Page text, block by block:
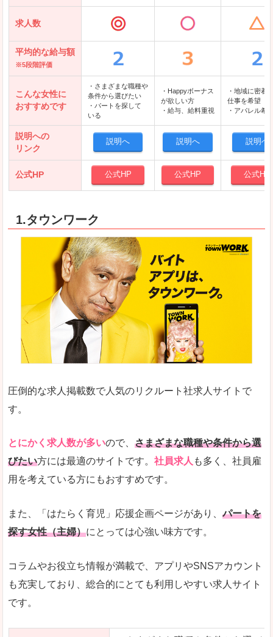
クリーデンス
テンプスタッフ
アパレル転職なび
求人数
平均的な給与額
※5段階評価
こんな女性に
おすすめです
・さまざまな職種や
条件から選びたい
・パートを探して
いる
・Happyボーナス
が欲しい方
・給与、給料重視
・地域に密着
仕事を希望
・アパレル希
説明への
リンク
説明へ 説明へ 説明へ
公式HP 公式HP 公式HP 公式HP
1.タウンワーク
圧倒的な求人掲載数で人気のリクルート社求人サイトで
す。
とにかく求人数が多いので、 さまざまな職種や条件から選
びたい方には最適のサイトです。 社員求人 も多く、社員雇
用を考えている方にもおすすめです。
また、「はたらく育児」応援企画ページがあり、パートを
探す女性（主婦）にとっては心強い味方です。
コラムやお役立ち情報が満載で、アプリやSNSアカウント
も充実しており、総合的にとても利用しやすい求人サイト
です。